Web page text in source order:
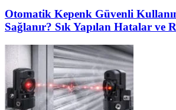
Otomatik Kepenk Güvenli
Sağlanır? Sık Yapılan Hatalar ve